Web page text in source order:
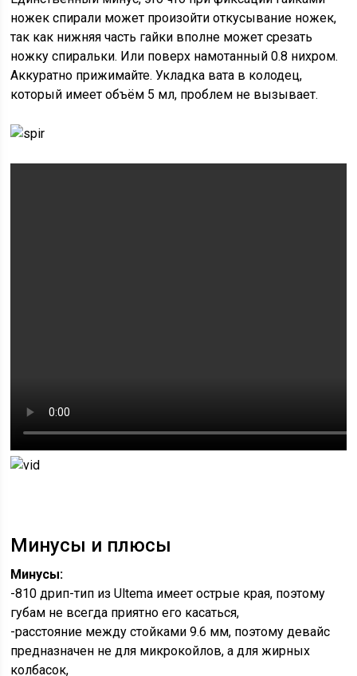
ножек спирали может произойти откусывание ножек,
так как нижняя часть гайки вполне может срезать
ножку спиральки. Или поверх намотанный 0.8 нихром.
Аккуратно прижимайте. Укладка вата в колодец,
который имеет объём 5 мл, проблем не вызывает.
Минусы и плюсы
Минусы:
-810 дрип-тип из Ultema имеет острые края, поэтому
губам не всегда приятно его касаться,
-расстояние между стойками 9.6 мм, поэтому девайс
предназначен не для микрокойлов, а для жирных
колбасок,